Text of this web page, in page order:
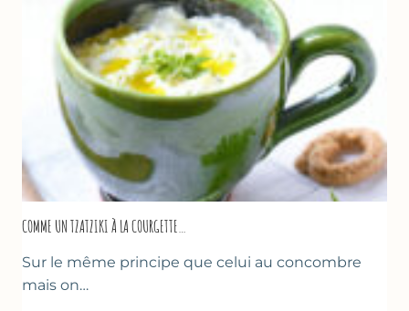
COMME UN TZATZIKI À LA COURGETTE…
Sur le même principe que celui au concombre
mais on…